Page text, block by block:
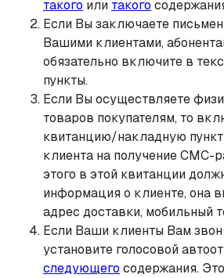
такого или такого
Если Вы заключаете
Вашими клиентами,
обязательно включите в
пункты.
Если Вы осуществляете
товаров покупателям, то
квитанцию/накладную пункт
клиента на получение СМС-
этого в этой квитанции
информация о клиенте, она
адрес доставки, мобильный
Если Ваши клиенты Вам
установите голосовой
следующего содержания.